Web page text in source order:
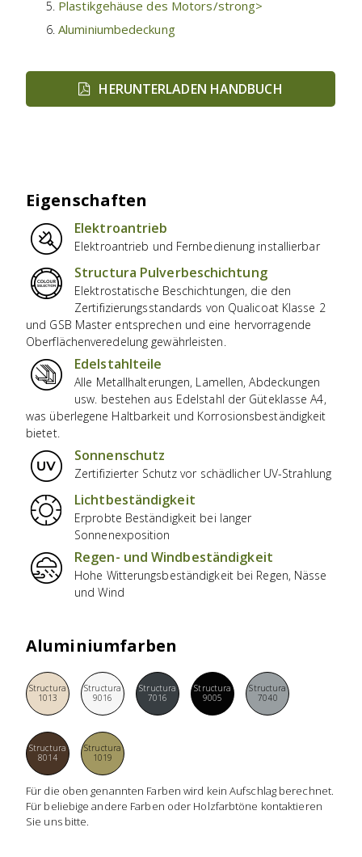
Plastikgehäuse des Motors/strong>
Aluminiumbedeckung
HERUNTERLADEN HANDBUCH
Eigenschaften
Elektroantrieb
Elektroantrieb und Fernbedienung installierbar
Structura Pulverbeschichtung
Elektrostatische Beschichtungen, die den
Zertifizierungsstandards von Qualicoat Klasse 2
und GSB Master entsprechen und eine hervorragende
Oberflächenveredelung gewährleisten.
Edelstahlteile
Alle Metallhalterungen, Lamellen, Abdeckungen
usw. bestehen aus Edelstahl der Güteklasse A4,
was überlegene Haltbarkeit und Korrosionsbeständigkeit
bietet.
Sonnenschutz
Zertifizierter Schutz vor schädlicher UV-Strahlung
Lichtbeständigkeit
Erprobte Beständigkeit bei langer
Sonnenexposition
Regen- und Windbeständigkeit
Hohe Witterungsbeständigkeit bei Regen, Nässe
und Wind
Aluminiumfarben
Structura
1013
Structura
9016
Structura
7016
Structura
9005
Structura
7040
Structura
8014
Structura
1019
Für die oben genannten Farben wird kein Aufschlag berechnet.
Für beliebige andere Farben oder Holzfarbtöne kontaktieren
Sie uns bitte.